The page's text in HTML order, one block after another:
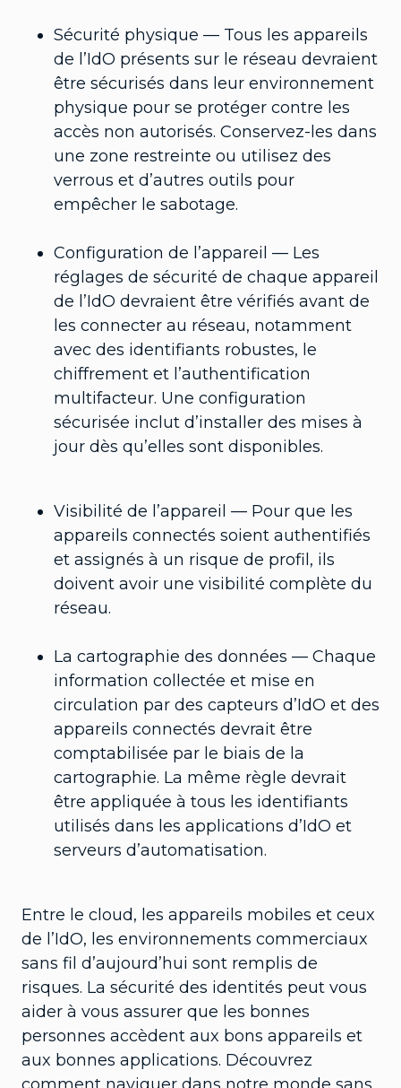
Sécurité physique — Tous les appareils
de l’IdO présents sur le réseau devraient
être sécurisés dans leur environnement
physique pour se protéger contre les
accès non autorisés. Conservez-les dans
une zone restreinte ou utilisez des
verrous et d’autres outils pour
empêcher le sabotage.
Configuration de l’appareil — Les
réglages de sécurité de chaque appareil
de l’IdO devraient être vérifiés avant de
les connecter au réseau, notamment
avec des identifiants robustes, le
chiffrement et l’authentification
multifacteur. Une configuration
sécurisée inclut d’installer des mises à
jour dès qu’elles sont disponibles.
Visibilité de l’appareil — Pour que les
appareils connectés soient authentifiés
et assignés à un risque de profil, ils
doivent avoir une visibilité complète du
réseau.
La cartographie des données — Chaque
information collectée et mise en
circulation par des capteurs d’IdO et des
appareils connectés devrait être
comptabilisée par le biais de la
cartographie. La même règle devrait
être appliquée à tous les identifiants
utilisés dans les applications d’IdO et
serveurs d’automatisation.
Entre le cloud, les appareils mobiles et ceux
de l’IdO, les environnements commerciaux
sans fil d’aujourd’hui sont remplis de
risques. La sécurité des identités peut vous
aider à vous assurer que les bonnes
personnes accèdent aux bons appareils et
aux bonnes applications. Découvrez